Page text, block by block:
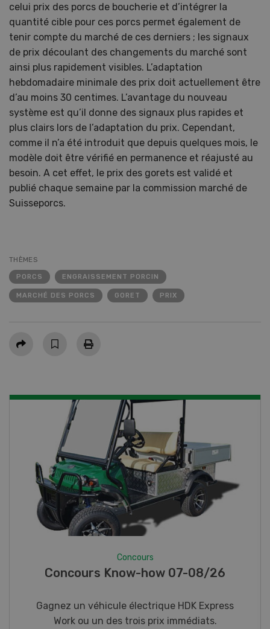
celui prix des porcs de boucherie et d’intégrer la
quantité cible pour ces porcs permet également de
tenir compte du marché de ces derniers ; les signaux
de prix découlant des changements du marché sont
ainsi plus rapidement visibles. L’adaptation
hebdomadaire minimale des prix doit actuellement être
d’au moins 30 centimes. L’avantage du nouveau
système est qu’il donne des signaux plus rapides et
plus clairs lors de l’adaptation du prix. Cependant,
comme il n’a été introduit que depuis quelques mois, le
modèle doit être vérifié en permanence et réajusté au
besoin. A cet effet, le prix des gorets est validé et
publié chaque semaine par la commission marché de
Suisseporcs.
THÈMES
PORCS ENGRAISSEMENT PORCIN
MARCHÉ DES PORCS GORET PRIX
Partager
Express
Concours
Photo mystère 07-08/26
Gagnez l’un des cinq couteaux de